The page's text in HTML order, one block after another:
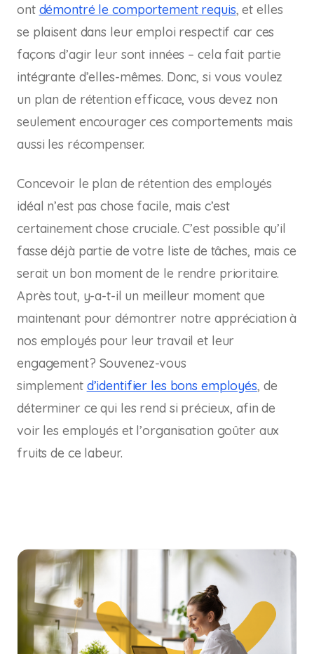
ont démontré le comportement requis, et elles
se plaisent dans leur emploi respectif car ces
façons d’agir leur sont innées – cela fait partie
intégrante d’elles-mêmes. Donc, si vous voulez
un plan de rétention efficace, vous devez non
seulement encourager ces comportements mais
aussi les récompenser.
Concevoir le plan de rétention des employés
idéal n’est pas chose facile, mais c’est
certainement chose cruciale. C’est possible qu’il
fasse déjà partie de votre liste de tâches, mais ce
serait un bon moment de le rendre prioritaire.
Après tout, y-a-t-il un meilleur moment que
maintenant pour démontrer notre appréciation à
nos employés pour leur travail et leur
engagement? Souvenez-vous
simplement d’identifier les bons employés, de
déterminer ce qui les rend si précieux, afin de
voir les employés et l’organisation goûter aux
fruits de ce labeur.